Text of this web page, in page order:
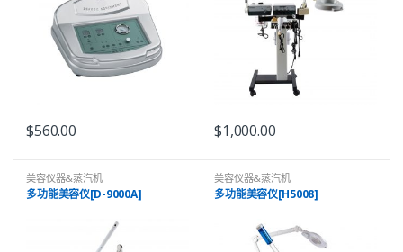
$560.00 $1,000.00
美容仪器&蒸汽机
多功能美容仪[D-9000A]
美容仪器&蒸汽机
多功能美容仪[H5008]